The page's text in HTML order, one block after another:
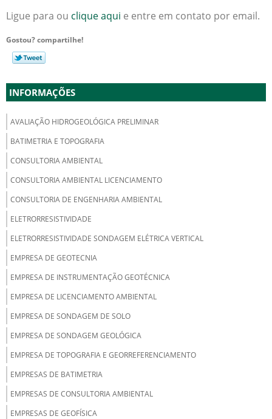
Ligue para ou clique aqui e entre em contato por email.
Gostou? compartilhe!
INFORMAÇÕES
AVALIAÇÃO HIDROGEOLÓGICA PRELIMINAR
BATIMETRIA E TOPOGRAFIA
CONSULTORIA AMBIENTAL
CONSULTORIA AMBIENTAL LICENCIAMENTO
CONSULTORIA DE ENGENHARIA AMBIENTAL
ELETRORRESISTIVIDADE
ELETRORRESISTIVIDADE SONDAGEM ELÉTRICA VERTICAL
EMPRESA DE GEOTECNIA
EMPRESA DE INSTRUMENTAÇÃO GEOTÉCNICA
EMPRESA DE LICENCIAMENTO AMBIENTAL
EMPRESA DE SONDAGEM DE SOLO
EMPRESA DE SONDAGEM GEOLÓGICA
EMPRESA DE TOPOGRAFIA E GEORREFERENCIAMENTO
EMPRESAS DE BATIMETRIA
EMPRESAS DE CONSULTORIA AMBIENTAL
EMPRESAS DE GEOFÍSICA